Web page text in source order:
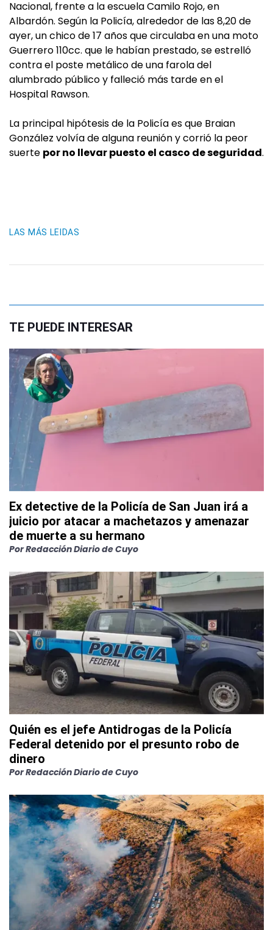
Nacional, frente a la escuela Camilo Rojo, en
Albardón. Según la Policía, alrededor de las 8,20 de
ayer, un chico de 17 años que circulaba en una moto
Guerrero 110cc. que le habían prestado, se estrelló
contra el poste metálico de una farola del
alumbrado público y falleció más tarde en el
Hospital Rawson.
La principal hipótesis de la Policía es que Braian
González volvía de alguna reunión y corrió la peor
suerte por no llevar puesto el casco de seguridad.
LAS MÁS LEIDAS
TE PUEDE INTERESAR
Ex detective de la Policía de San Juan irá a
juicio por atacar a machetazos y amenazar
de muerte a su hermano
PorRedacción Diario de Cuyo
Quién es el jefe Antidrogas de la Policía
Federal detenido por el presunto robo de
dinero
PorRedacción Diario de Cuyo